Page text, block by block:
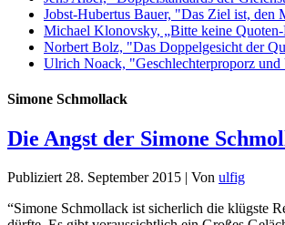
Jobst-Hubertus Bauer, "Das Ziel ist, den
Michael Klonovsky, „Bitte keine Quoten-
Norbert Bolz, "Das Doppelgesicht der
Ulrich Noack, "Geschlechterproporz und
Simone Schmollack
Die Angst der Simone
Publiziert 28. September 2015 | Von ulfig
“Simone Schmollack ist sicherlich die klügste